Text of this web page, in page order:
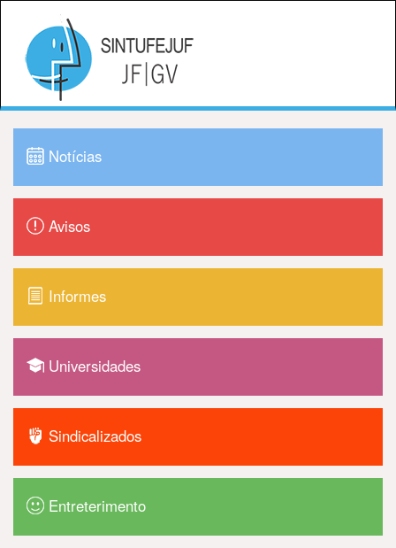
Notícias
Avisos
Informes
Universidades
Sindicalizados
Entreterimento